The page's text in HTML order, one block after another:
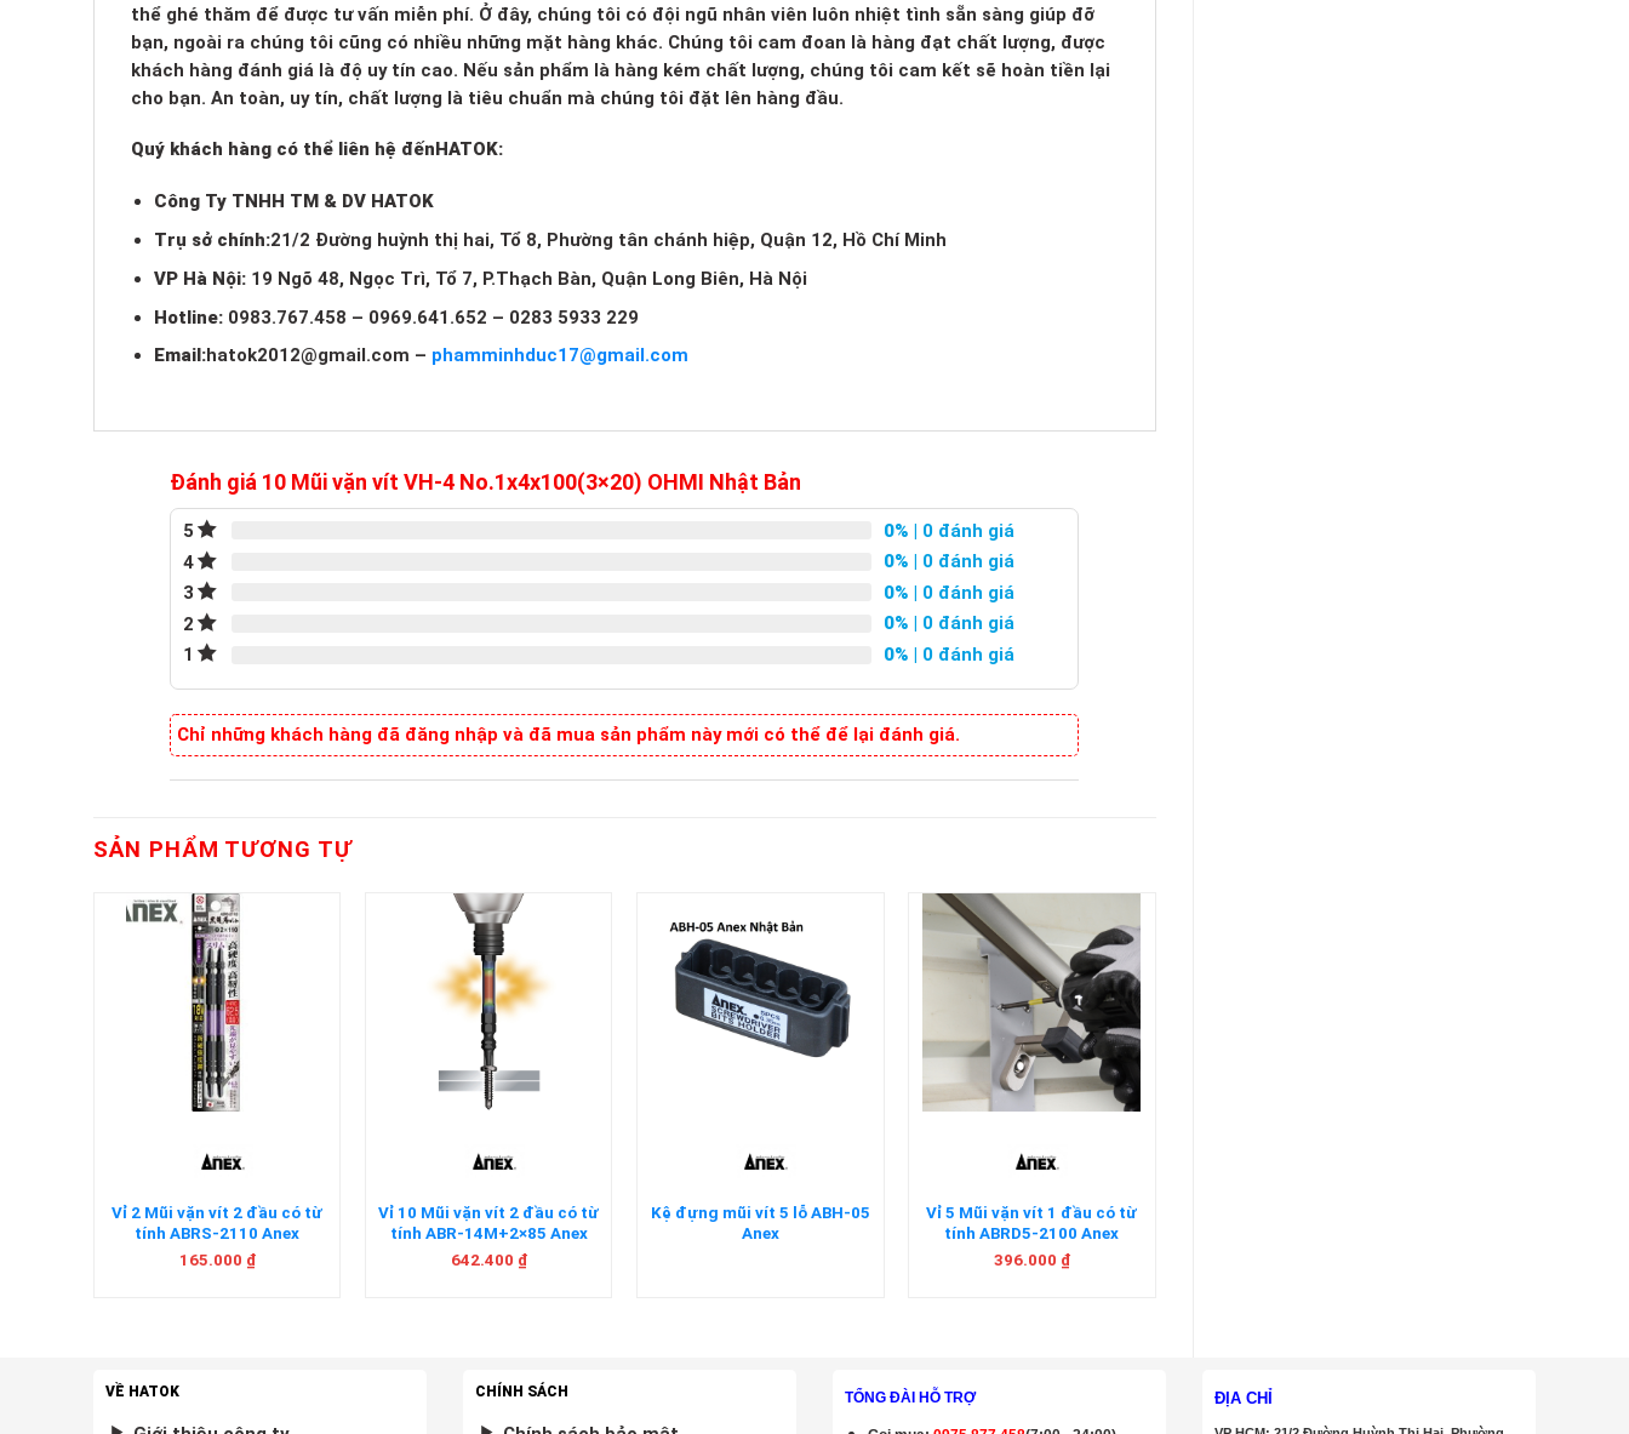
thể ghé thăm để được tư vấn miễn phí. Ở đây, chúng tôi có đội ngũ nhân viên luôn nhiệt tình sẵn sàng giúp đỡ
bạn, ngoài ra chúng tôi cũng có nhiều những mặt hàng khác. Chúng tôi cam đoan là hàng đạt chất lượng, được
khách hàng đánh giá là độ uy tín cao. Nếu sản phẩm là hàng kém chất lượng, chúng tôi cam kết sẽ hoàn tiền lại
cho bạn. An toàn, uy tín, chất lượng là tiêu chuẩn mà chúng tôi đặt lên hàng đầu.
Quý khách hàng có thể liên hệ đến HATOK:
Công Ty TNHH TM & DV HATOK
Trụ sở chính:21/2 Đường huỳnh thị hai, Tổ 8, Phường tân chánh hiệp, Quận 12, Hồ Chí Minh
VP Hà Nội: 19 Ngõ 48, Ngọc Trì, Tổ 7, P.Thạch Bàn, Quận Long Biên, Hà Nội
Hotline: 0983.767.458 – 0969.641.652 – 0283 5933 229
Email:hatok2012@gmail.com – phamminhduc17@gmail.com
Đánh giá 10 Mũi vặn vít VH-4 No.1x4x100(3×20) OHMI Nhật Bản
5 0% | 0 đánh giá
4
0% | 0 đánh giá
3
0% | 0 đánh giá
2
0% | 0 đánh giá
1
0% | 0 đánh giá
Chỉ những khách hàng đã đăng nhập và đã mua sản phẩm này mới có thể để lại đánh giá.
SẢN PHẨM TƯƠNG TỰ
Vỉ 2 Mũi vặn vít 2 đầu có từ
tính ABRS-2110 Anex
165.000 ₫
Vỉ 10 Mũi vặn vít 2 đầu có từ
tính ABR-14M+2×85 Anex
642.400 ₫
Kệ đựng mũi vít 5 lỗ ABH-05
Anex
Vỉ 5 Mũi vặn vít 1 đầu có từ
tính ABRD5-2100 Anex
396.000 ₫
VỀ HATOK CHÍNH SÁCH TỔNG ĐÀI HỖ TRỢ ĐỊA CHỈ